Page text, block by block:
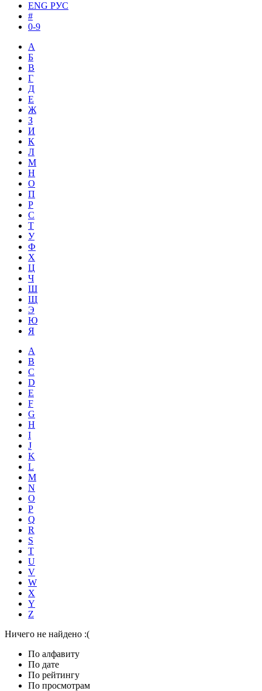
ENG РУС
#
0-9
А
Б
В
Г
Д
Е
Ж
З
И
К
Л
М
Н
О
П
Р
С
Т
У
Ф
Х
Ц
Ч
Ш
Щ
Э
Ю
Я
A
B
C
D
E
F
G
H
I
J
K
L
M
N
O
P
Q
R
S
T
U
V
W
X
Y
Z
Ничего не найдено :(
По алфавиту
По дате
По рейтингу
По просмотрам